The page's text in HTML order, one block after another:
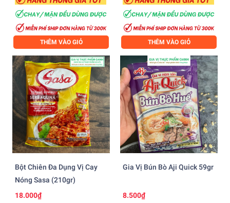
THÊM VÀO GIỎ THÊM VÀO GIỎ
Bột Chiên Đa Dụng Vị Cay
Nóng Sasa (210gr)
18.000₫
Gia Vị Bún Bò Aji Quick 59gr
8.500₫